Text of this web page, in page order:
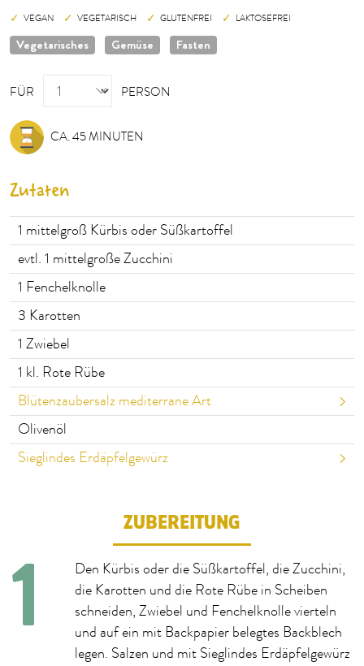
VEGAN VEGETARISCH GLUTENFREI LAKTOSEFREI
Vegetarisches Gemüse Fasten
FÜR
PERSON
PERSON
CA. 45 MINUTEN
Zutaten
1 mittelgroß Kürbis oder Süßkartoffel
evtl. 1 mittelgroße Zucchini
1 Fenchelknolle
3 Karotten
1 Zwiebel
1 kl. Rote Rübe
Blütenzaubersalz mediterrane Art
Olivenöl
Sieglindes Erdäpfelgewürz
ZUBEREITUNG
Den Kürbis oder die Süßkartoffel, die Zucchini,
die Karotten und die Rote Rübe in Scheiben
schneiden, Zwiebel und Fenchelknolle vierteln
und auf ein mit Backpapier belegtes Backblech
legen. Salzen und mit Sieglindes Erdäpfelgewürz